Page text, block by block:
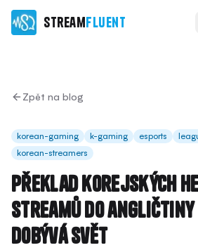
StreamFluent
Zpět na blog
korean-gaming k-gaming esports
korean-streamers
Překlad korejských
streamů do angličtiny
dobývá svět